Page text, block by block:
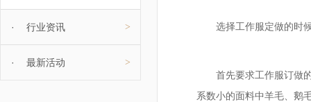
· 行业资讯 >
· 最新活动 >
选择工作服定做的时
首先要求工作服订做
系数小的面料中羊毛、鹅